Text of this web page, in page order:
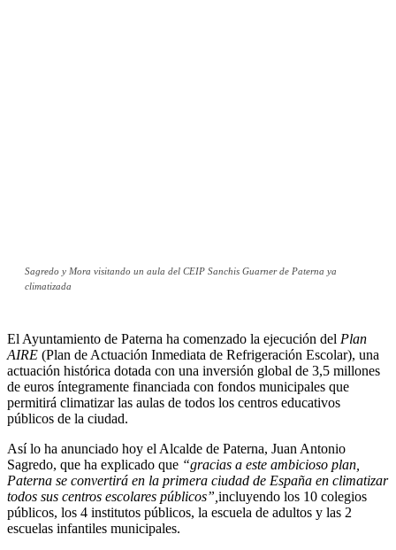
Sagredo y Mora visitando un aula del CEIP Sanchis Guarner de Paterna ya
climatizada
El Ayuntamiento de Paterna ha comenzado la ejecución del Plan
AIRE (Plan de Actuación Inmediata de Refrigeración Escolar), una
actuación histórica dotada con una inversión global de 3,5 millones
de euros íntegramente financiada con fondos municipales que
permitirá climatizar las aulas de todos los centros educativos
públicos de la ciudad.
Así lo ha anunciado hoy el Alcalde de Paterna, Juan Antonio
Sagredo, que ha explicado que “gracias a este ambicioso plan,
Paterna se convertirá en la primera ciudad de España en climatizar
todos sus centros escolares públicos”, incluyendo los 10 colegios
públicos, los 4 institutos públicos, la escuela de adultos y las 2
escuelas infantiles municipales.